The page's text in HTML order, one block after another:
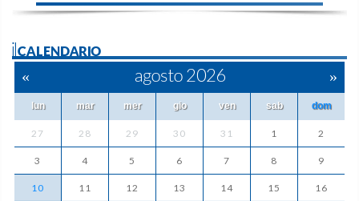
ilCALENDARIO
« agosto 2026 »
lun mar mer gio ven sab dom
27 28 29 30 31 1 2
3 4 5 6 7 8 9
10 11 12 13 14 15 16